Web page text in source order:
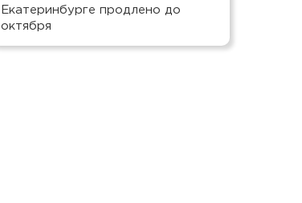
Екатеринбурге продлено до
октября